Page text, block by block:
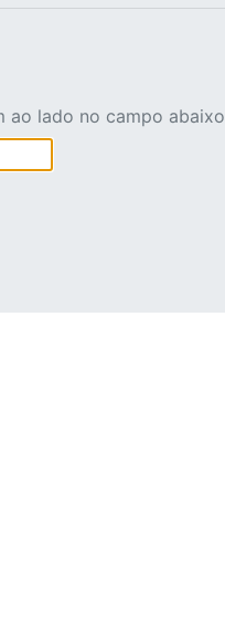
ao lado no campo abaixo